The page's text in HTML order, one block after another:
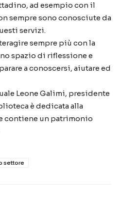
ad esempio con il
sempre sono conosciute da
servizi.
sempre più con la
spazio di riflessione e
a conoscersi, aiutare ed
Leone Galimi, presidente
è dedicata alla
contiene un patrimonio
settore